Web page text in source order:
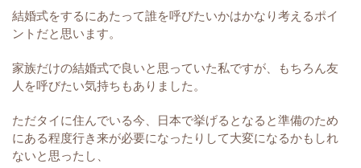
結婚式をするにあたって誰を呼びたいかはかなり考えるポイ
ントだと思います。
家族だけの結婚式で良いと思っていた私ですが、もちろん友
人を呼びたい気持ちもありました。
ただタイに住んでいる今、日本で挙げるとなると準備のため
にある程度行き来が必要になったりして大変になるかもしれ
ないと思ったし、